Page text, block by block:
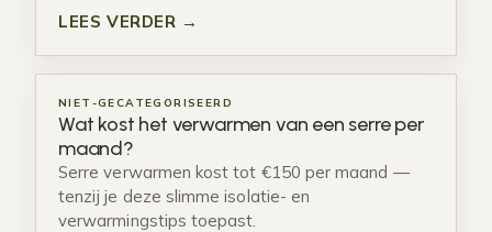
LEES VERDER →
NIET-GECATEGORISEERD
Wat kost het verwarmen van een serre per
maand?
Serre verwarmen kost tot €150 per maand —
tenzij je deze slimme isolatie- en
verwarmingstips toepast.